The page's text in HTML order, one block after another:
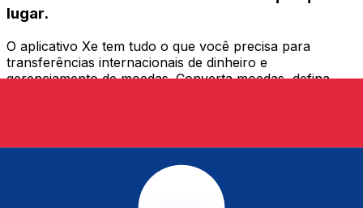
lugar.
O aplicativo Xe tem tudo o que você precisa para
transferências internacionais de dinheiro e
gerenciamento de moedas. Converta moedas, defina